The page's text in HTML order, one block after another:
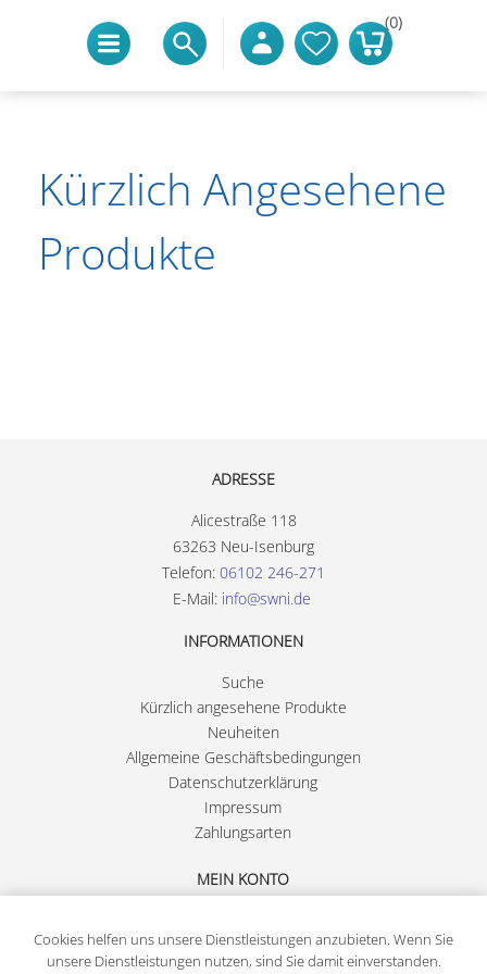
(0)
Kürzlich Angesehene
Produkte
ADRESSE
Alicestraße 118
63263 Neu-Isenburg
Telefon: 06102 246-271
E-Mail: info@swni.de
INFORMATIONEN
Suche
Kürzlich angesehene Produkte
Neuheiten
Allgemeine Geschäftsbedingungen
Datenschutzerklärung
Impressum
Zahlungsarten
MEIN KONTO
Anmelden
Cookies helfen uns unsere Dienstleistungen anzubieten. Wenn Sie
unsere Dienstleistungen nutzen, sind Sie damit einverstanden.